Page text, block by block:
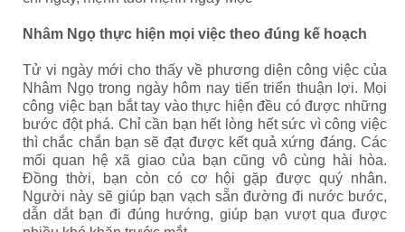
Nhâm Ngọ thực hiện mọi việc theo đúng kế hoạch
Tử vi ngày mới cho thấy về phương diện công việc của
Nhâm Ngọ trong ngày hôm nay tiến triển thuận lợi. Mọi
công việc bạn bắt tay vào thực hiện đều có được những
bước đột phá. Chỉ cần bạn hết lòng hết sức vì công việc
thì chắc chắn bạn sẽ đạt được kết quả xứng đáng. Các
mối quan hệ xã giao của bạn cũng vô cùng hài hòa.
Đồng thời, bạn còn có cơ hội gặp được quý nhân.
Người này sẽ giúp bạn vạch sẵn đường đi nước bước,
dẫn dắt bạn đi đúng hướng, giúp bạn vượt qua được